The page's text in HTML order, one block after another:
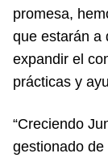
promesa,
que estarán a
expandir el
prácticas y
“Creciendo
gestionado